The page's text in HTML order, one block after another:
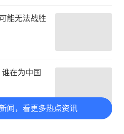
闻，看更多热点资讯
能无法战胜
在为中国